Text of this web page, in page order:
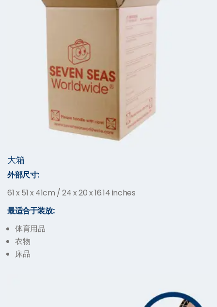
大箱
外部尺寸:
61 x 51 x 41cm / 24 x 20 x 16.14 inches
最适合于装放:
体育用品
衣物
床品